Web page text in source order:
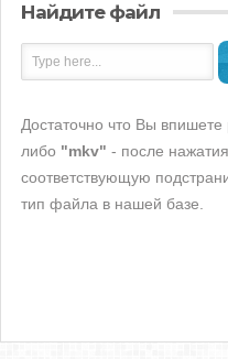
Найдите файл
Достаточно что Вы
либо "mkv" - после
соответствующую
тип файла в нашей базе.